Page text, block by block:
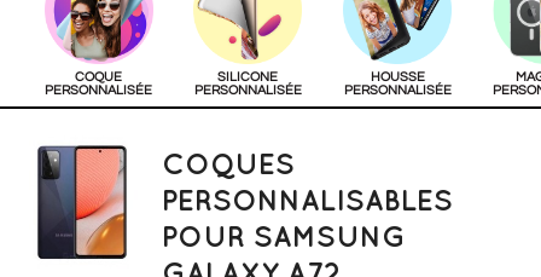
COQUE
PERSONNALISÉE
SILICONE
PERSONNALISÉE
HOUSSE
PERSONNALISÉE
COQUES
PERSONNALISABLES
POUR SAMSUNG